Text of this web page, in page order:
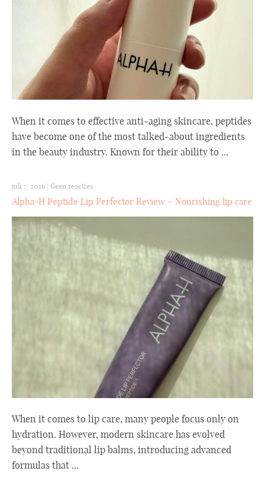
When it comes to effective anti-aging skincare, peptides
have become one of the most talked-about ingredients
in the beauty industry. Known for their ability to ...
juli 7, 2026 | Geen reacties
Alpha-H Peptide Lip Perfector Review – Nourishing lip care
When it comes to lip care, many people focus only on
hydration. However, modern skincare has evolved
beyond traditional lip balms, introducing advanced
formulas that ...